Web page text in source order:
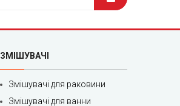
ЗМІШУВАЧІ
Змішувачі для раковини
Змішувачі для ванни